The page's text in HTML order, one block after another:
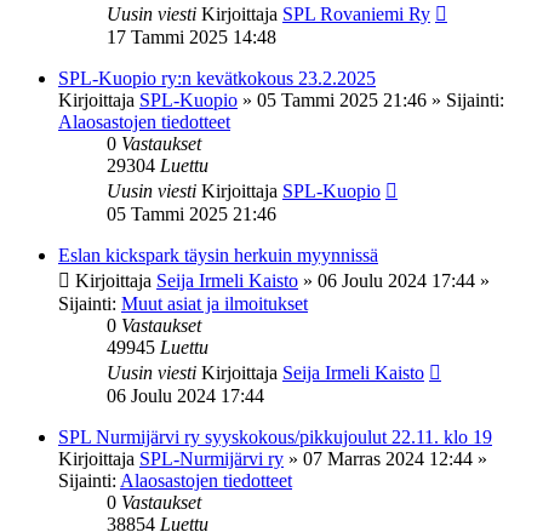
Uusin viesti Kirjoittaja SPL Rovaniemi Ry
17 Tammi 2025 14:48
SPL-Kuopio ry:n kevätkokous 23.2.2025
Kirjoittaja SPL-Kuopio » 05 Tammi 2025 21:46 » Sijainti:
Alaosastojen tiedotteet
0 Vastaukset
29304 Luettu
Uusin viesti Kirjoittaja SPL-Kuopio
05 Tammi 2025 21:46
Eslan kickspark täysin herkuin myynnissä
Kirjoittaja Seija Irmeli Kaisto » 06 Joulu 2024 17:44 »
Sijainti: Muut asiat ja ilmoitukset
0 Vastaukset
49945 Luettu
Uusin viesti Kirjoittaja Seija Irmeli Kaisto
06 Joulu 2024 17:44
SPL Nurmijärvi ry syyskokous/pikkujoulut 22.11. klo 19
Kirjoittaja SPL-Nurmijärvi ry » 07 Marras 2024 12:44 »
Sijainti: Alaosastojen tiedotteet
0 Vastaukset
38854 Luettu